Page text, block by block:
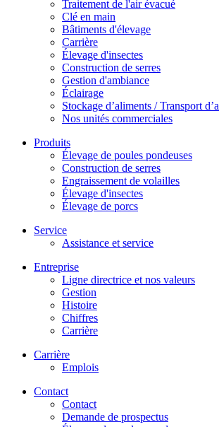
Traitement de l'air évacué
Clé en main
Bâtiments d'élevage
Carrière
Élevage d'insectes
Construction de serres
Gestion d'ambiance
Éclairage
Stockage d’aliments / Transport
Nos unités commerciales
Produits
Élevage de poules pondeuses
Construction de serres
Engraissement de volailles
Élevage d'insectes
Élevage de porcs
Service
Assistance et service
Entreprise
Ligne directrice et nos valeurs
Gestion
Histoire
Chiffres
Carrière
Carrière
Emplois
Contact
Contact
Demande de prospectus